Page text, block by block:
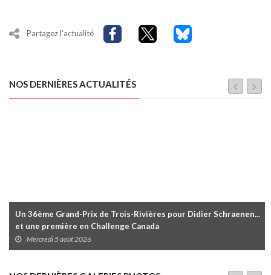
Partagez l'actualité
NOS DERNIÈRES ACTUALITÉS
Un 36ème Grand-Prix de Trois-Rivières pour Didier Schraenen...
et une première en Challenge Canada
Mercredi 5 août 2026